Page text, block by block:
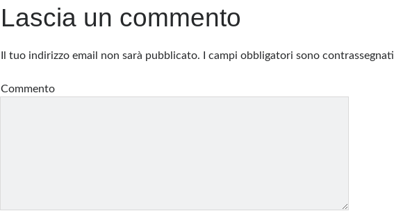
Lascia un commento
Il tuo indirizzo email non sarà pubblicato. I campi obbligatori sono contrassegnati
Commento